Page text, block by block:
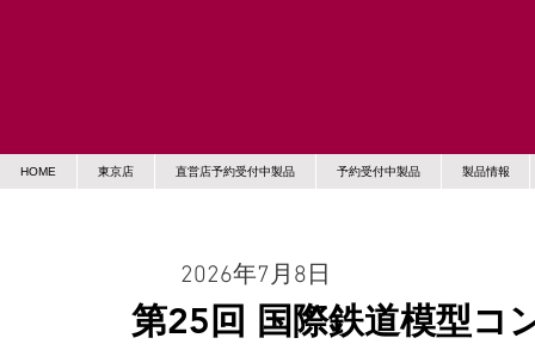
HOME 東京店 直営店予約受付中製品 予約受付中製品 製品情報
2026年7月8日
第25回 国際鉄道模型コ